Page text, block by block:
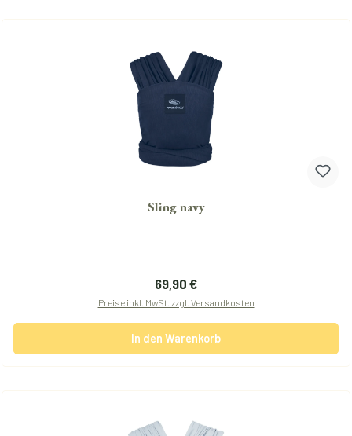
Sling navy
Regulärer Preis:
69,90 €
Preise inkl. MwSt. zzgl. Versandkosten
In den Warenkorb